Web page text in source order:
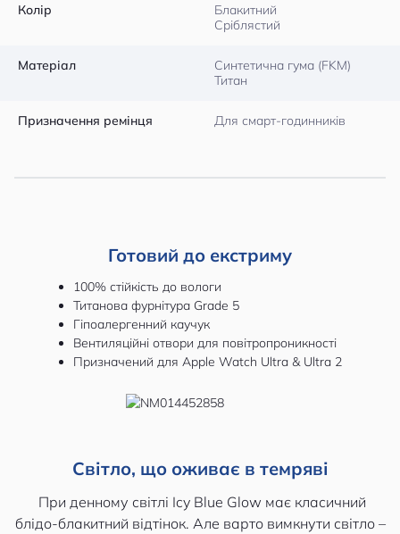
Колір
Блакитний
Сріблястий
Матеріал
Синтетична гума (FKM)
Титан
Призначення ремінця Для смарт-годинників
Готовий до екстриму
100% стійкість до вологи
Титанова фурнітура Grade 5
Гіпоалергенний каучук
Вентиляційні отвори для повітропроникності
Призначений для Apple Watch Ultra & Ultra 2
Світло, що оживає в темряві
При денному світлі Icy Blue Glow має класичний
блідо-блакитний відтінок. Але варто вимкнути світло –